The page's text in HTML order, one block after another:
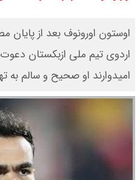
سنتی
دهد؟
بنزین
درصد
اوستون اورونوف بعد از پایان
اردوی تیم ملی ازبکستان
امیدوارند او صحیح و سالم به